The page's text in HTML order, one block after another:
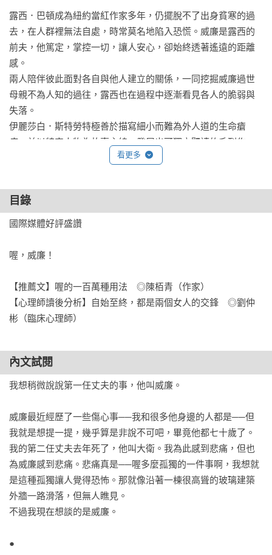
露西．巴頓成為紐約當紅作家多年，仍擺脫不了出身貧寒的過
去，在人群裡無法自處，時常莫名地陷入恐慌。威廉是露西的
前夫，他篤定，掌控一切，讓人安心，卻始終透著遙遠的距離
感。
兩人陪伴彼此面對各自與他人建立的關係，一同挖掘威廉過世
母親不為人知的過往，露西也在過程中逐漸看見各人的脆弱與
失落。
伊麗莎白．斯特勞特極善於描寫細小而難為外人道的生命瘡
疤，並以特定人物為故事主線，發展出可獨立閱讀的系列作
品。《喔，威廉！》是她以「露西．巴頓」為主角的第三本小
不離的匱乏與孤寂。
//
這種無人知曉的孤絕感讓人恐慌，無處可逃……
★作家推薦
● 陳栢青（作家）專文推薦：「當你打開伊麗莎白．斯特勞特的
到，這一顆心，和你的好像。一樣疼。一樣值得被疼惜。在宇
宙裡，你並不孤單。現在我覺得好一些了。」
事，就像一齣懸疑劇。同樣是解謎，同樣都在尋找最後一片拼
圖，但它拼的既非主謀的身分，亦非兇案的真相，而是兩位主
角的性格曲線。它想講的是：「一個人怎麼會變成現在這
樣？」而這往往才是生活中最大的懸念。自始至終，都是兩個
女人的交鋒……」
● 李欣倫、馬尼尼為、陳又津、許菁芳、鄧九雲作家一致推薦
看更多
目錄
國際媒體好評盛讚
喔，威廉！
【推薦文】喔的一百萬種用法　◎陳栢青（作家）
【心理師讀後分析】自始至終，都是兩個女人的交鋒　◎劉仲
彬（臨床心理師）
內文試閱
我想稍微說說第一任丈夫的事，他叫威廉。
威廉最近經歷了一些傷心事──我和很多他身邊的人都是──但
我就是想提一提，幾乎算是非說不可吧，畢竟他都七十歲了。
我的第二任丈夫去年死了，他叫大衛。我為此感到悲痛，但也
為威廉感到悲痛。悲痛真是──喔多麼孤獨的一件事啊，我想就
是這種孤獨讓人覺得恐怖。那就像沿著一棟很高聳的玻璃建築
外牆一路滑落，但無人瞧見。
不過我現在想談的是威廉。
●